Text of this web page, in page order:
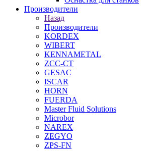
Производители
Назад
Производители
KORDEX
WIBERT
KENNAMETAL
ZCC-CT
GESAC
ISCAR
HORN
FUERDA
Master Fluid Solutions
Microbor
NAREX
ZEGYO
ZPS-FN